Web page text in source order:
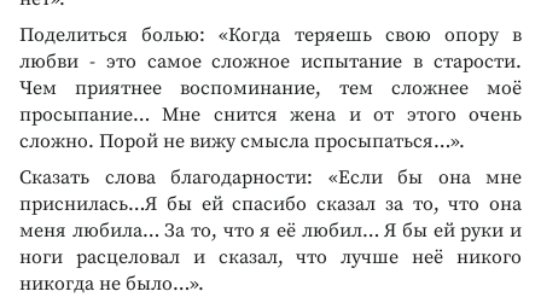
Поделиться болью: «Когда теряешь свою опору в
любви - это самое сложное испытание в старости.
Чем приятнее воспоминание, тем сложнее моё
просыпание… Мне снится жена и от этого очень
сложно. Порой не вижу смысла просыпаться…».
Сказать слова благодарности: «Если бы она мне
приснилась…Я бы ей спасибо сказал за то, что она
меня любила… За то, что я её любил… Я бы ей руки и
ноги расцеловал и сказал, что лучше неё никого
никогда не было…».